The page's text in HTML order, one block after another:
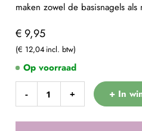
€ 9,95
€ 12,04
- + + In
Op voorraad
maken zowel de basisnagels